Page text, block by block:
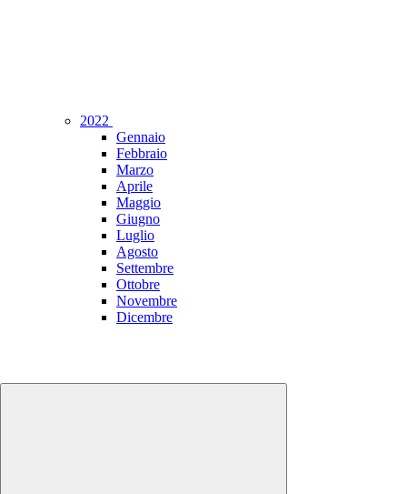
2022
Gennaio
Febbraio
Marzo
Aprile
Maggio
Giugno
Luglio
Agosto
Settembre
Ottobre
Novembre
Dicembre